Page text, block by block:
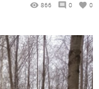
866 0 0